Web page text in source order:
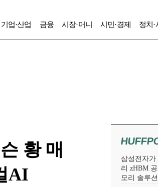
기업·산업 금융 시장·머니 시민·경제 정치·
황 매
AI
삼성전자가
리 zHBM
모리 솔루션